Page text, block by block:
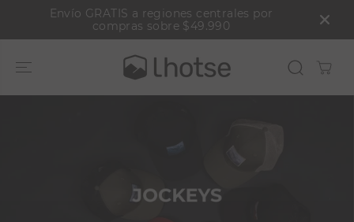
SALTAR AL
CONTENIDO
Envío GRATIS a regiones centrales por
compras sobre $49.990